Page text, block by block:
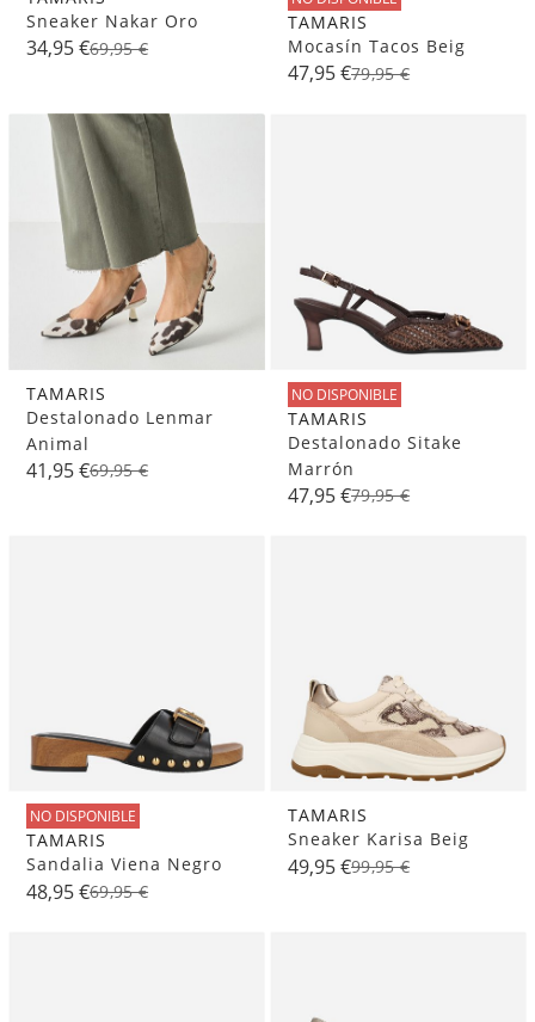
Sneaker Nakar Oro
34,95 €69,95 €
TAMARIS
Mocasín Tacos Beig
47,95 €79,95 €
TAMARIS
Destalonado Lenmar
Animal
41,95 €69,95 €
NO DISPONIBLE
TAMARIS
Destalonado Sitake
Marrón
47,95 €79,95 €
NO DISPONIBLE
TAMARIS
Sandalia Viena Negro
48,95 €69,95 €
TAMARIS
Sneaker Karisa Beig
49,95 €99,95 €